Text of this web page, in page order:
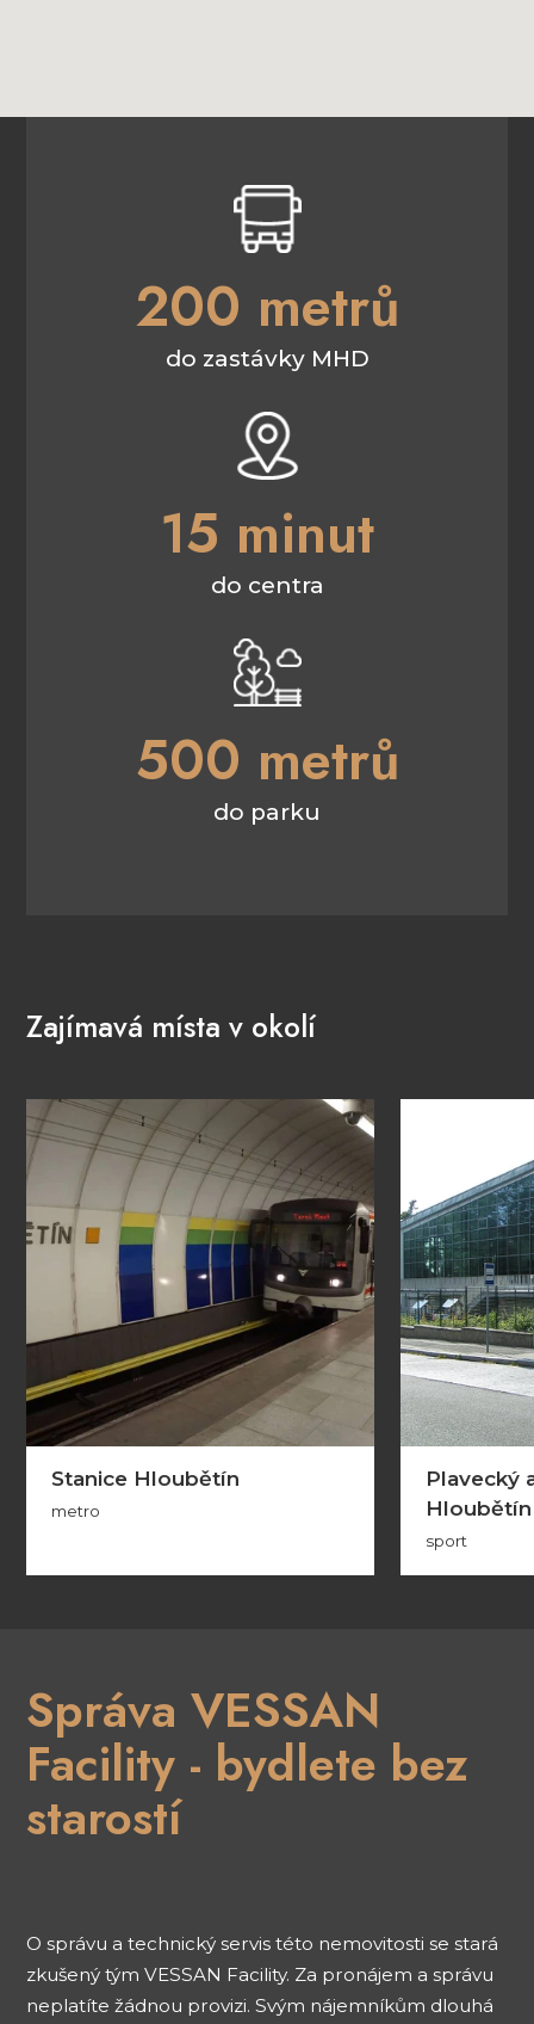
200 metrů
do zastávky MHD
15 minut
do centra
500 metrů
do parku
Zajímavá místa v okolí
Stanice Hloubětín
metro
Plavecký
Hloubětín
sport
Správa VESSAN
Facility - bydlete bez
starostí
O správu a technický servis této nemovitosti se stará
zkušený tým VESSAN Facility. Za pronájem a správu
neplatíte žádnou provizi. Svým nájemníkům dlouhá